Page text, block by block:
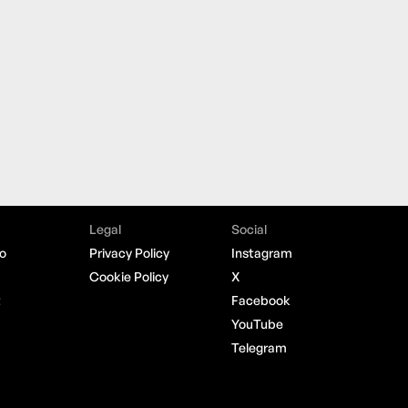
Legal
Privacy Policy
Cookie Policy
Social
Instagram
X
Facebook
YouTube
Telegram